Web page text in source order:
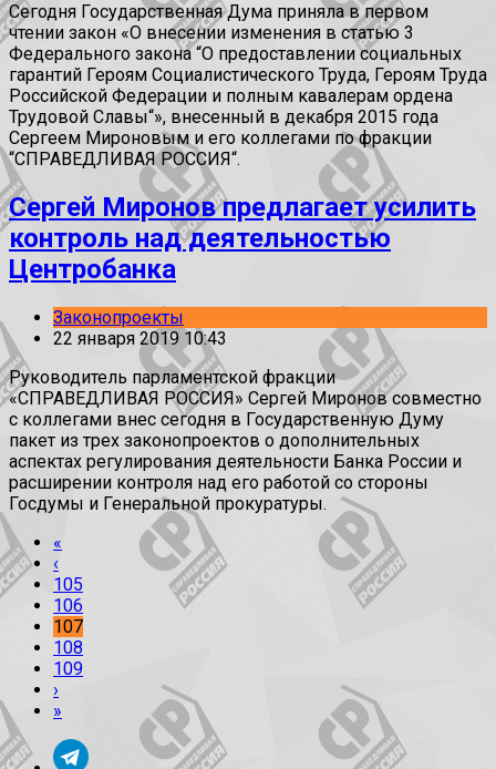
Сегодня Государственная Дума приняла в первом
чтении закон «О внесении изменения в статью 3
Федерального закона “О предоставлении социальных
гарантий Героям Социалистического Труда, Героям Труда
Российской Федерации и полным кавалерам ордена
Трудовой Славы“», внесенный в декабря 2015 года
Сергеем Мироновым и его коллегами по фракции
“СПРАВЕДЛИВАЯ РОССИЯ“.
Сергей Миронов предлагает усилить
контроль над деятельностью
Центробанка
Законопроекты
22 января 2019 10:43
Руководитель парламентской фракции
«СПРАВЕДЛИВАЯ РОССИЯ» Сергей Миронов совместно
с коллегами внес сегодня в Государственную Думу
пакет из трех законопроектов о дополнительных
аспектах регулирования деятельности Банка России и
расширении контроля над его работой со стороны
Госдумы и Генеральной прокуратуры.
«
‹
105
106
107
108
109
›
»